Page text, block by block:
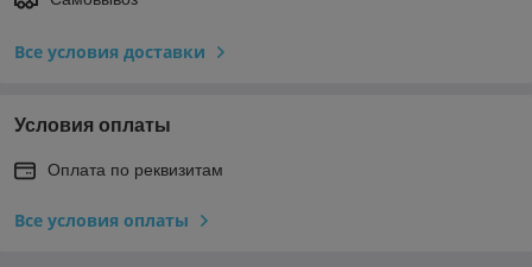
Все условия доставки
Условия оплаты
Оплата по реквизитам
Все условия оплаты